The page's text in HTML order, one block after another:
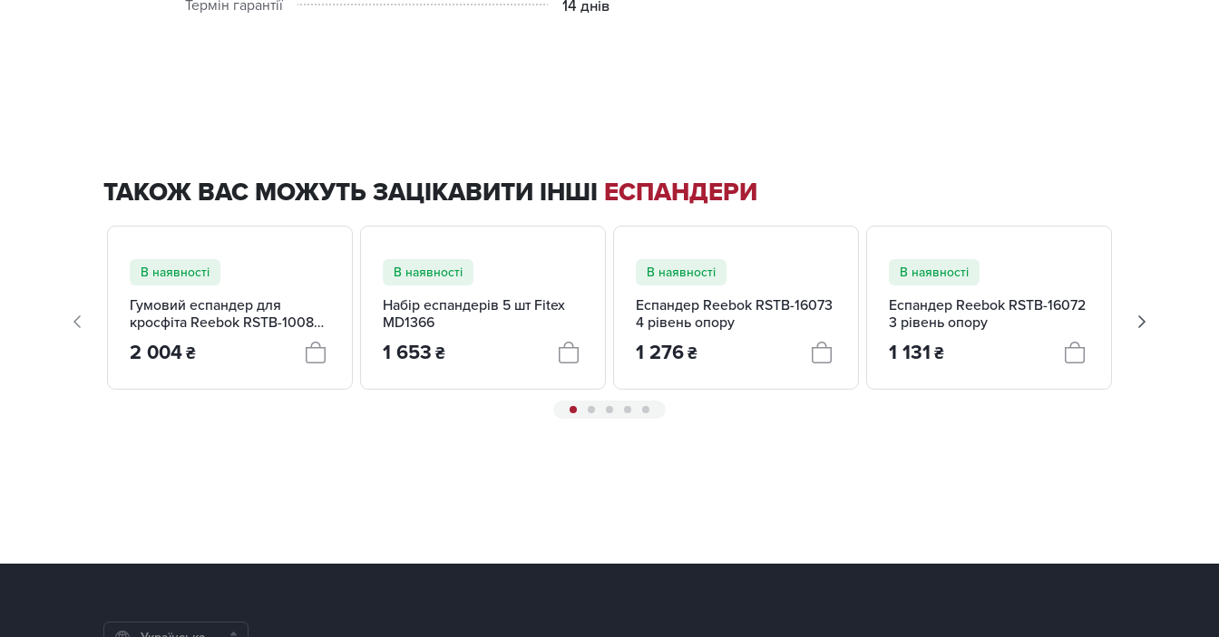
Термін гарантії 14 днів
ТАКОЖ ВАС МОЖУТЬ ЗАЦІКАВИТИ ІНШІ ЕСПАНДЕРИ
В наявності
Гумовий еспандер для
кросфіта Reebok RSTB-10082
2 004₴
В наявності
Набір еспандерів 5 шт Fitex
MD1366
1 653₴
В наявності
Еспандер Reebok RSTB-16073
4 рівень опору
1 276₴
В наявності
Еспандер Reebok RSTB-16072
3 рівень опору
1 131₴
синій